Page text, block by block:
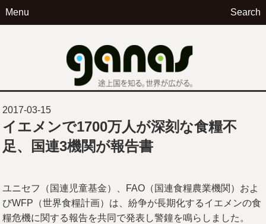
Menu Search
2017-03-15
イエメンで1700万人が深刻な食糧不
足、国連3機関が報告書
ユニセフ（国連児童基金）、FAO（国連食糧農業機関）およ
びWFP（世界食糧計画）は、紛争が長期化するイエメンの食
糧危機に関する報告を共同で発表し警鐘を鳴らしました。